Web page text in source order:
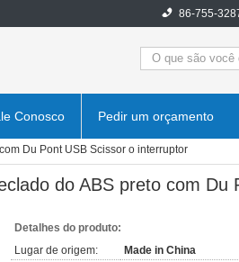
86-755-
Conosco Pedir um orçamento
Du Pont USB Scissor o interruptor
do ABS preto com Du
Detalhes do produto:
Lugar de origem:
Made in China